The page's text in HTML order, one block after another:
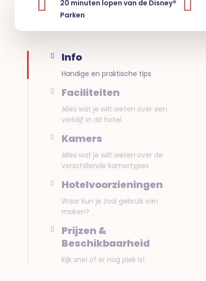
20 minuten lopen van de Disney®
Parken
Info
Handige en praktische tips
Faciliteiten
Alles wat je wilt weten over een
verblijf in dit hotel
Kamers
Alles wat je wilt weten over de
verschillende kamertypes
Hotelvoorzieningen
Waar kun je zoal gebruik van
maken?
Prijzen &
Beschikbaarheid
Kijk snel of er nog plek is!